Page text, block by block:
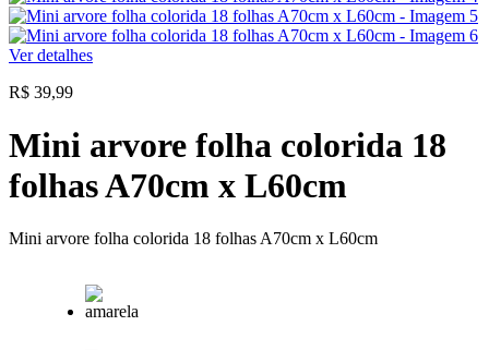
Ver detalhes
R$ 39,99
Mini arvore folha colorida 18
folhas A70cm x L60cm
Mini arvore folha colorida 18 folhas A70cm x L60cm